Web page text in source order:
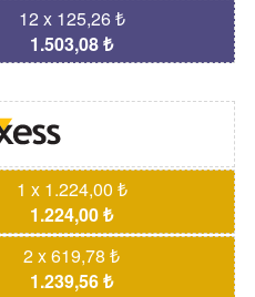
12 x 125,26 ₺
1.503,08 ₺
1 x 1.224,00 ₺
1.224,00 ₺
2 x 619,78 ₺
1.239,56 ₺